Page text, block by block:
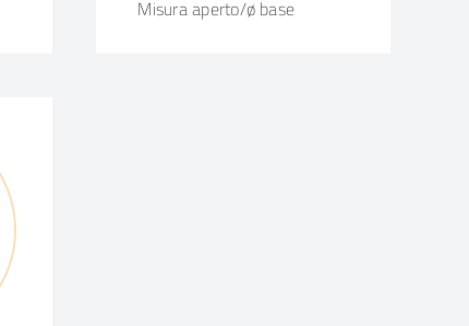
Misura aperto/ø base